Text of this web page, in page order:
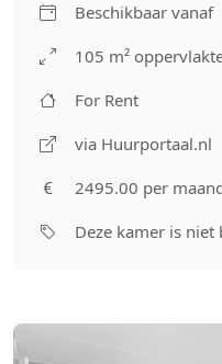
Beschikbaar vanaf
105 m²
For Rent
via Huurportaal.nl
2495.00 per
Deze kamer is niet